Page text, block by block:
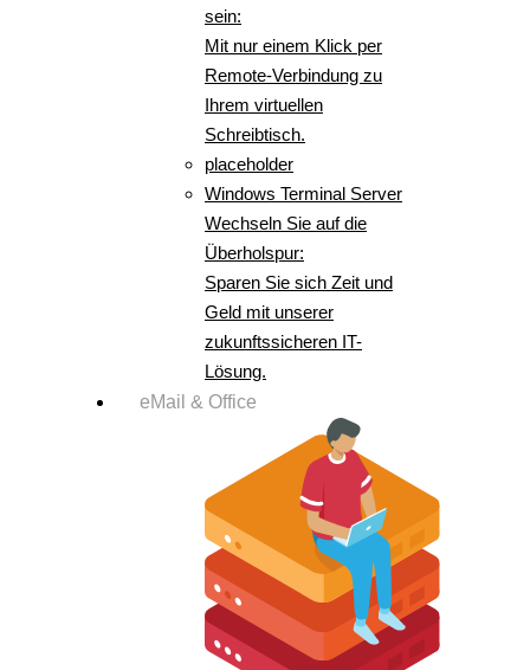
sein:
Mit nur einem Klick per
Remote-Verbindung zu
Ihrem virtuellen
Schreibtisch.
placeholder
Windows Terminal Server
Wechseln Sie auf die
Überholspur:
Sparen Sie sich Zeit und
Geld mit unserer
zukunftssicheren IT-
Lösung.
eMail & Office